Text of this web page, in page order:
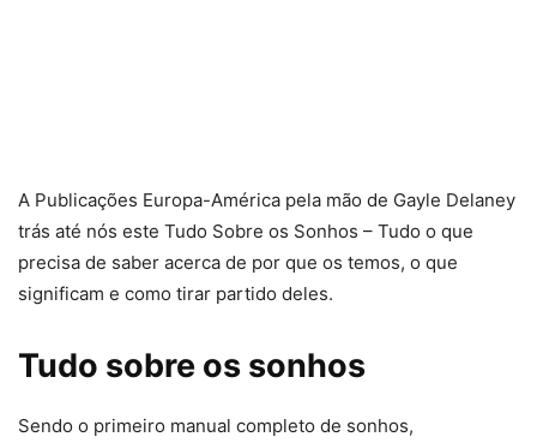
A Publicações Europa-América pela mão de Gayle Delaney
trás até nós este Tudo Sobre os Sonhos – Tudo o que
precisa de saber acerca de por que os temos, o que
significam e como tirar partido deles.
Tudo sobre os sonhos
Sendo o primeiro manual completo de sonhos,